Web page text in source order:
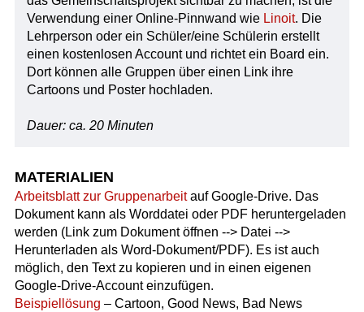
Verwendung einer Online-Pinnwand wie Linoit. Die
Lehrperson oder ein Schüler/eine Schülerin erstellt
einen kostenlosen Account und richtet ein Board ein.
Dort können alle Gruppen über einen Link ihre
Cartoons und Poster hochladen.
Dauer: ca. 20 Minuten
MATERIALIEN
Arbeitsblatt zur Gruppenarbeitauf Google-Drive. Das
Dokument kann als Worddatei oder PDF heruntergeladen
werden (Link zum Dokument öffnen --> Datei -->
Herunterladen als Word-Dokument/PDF). Es ist auch
möglich, den Text zu kopieren und in einen eigenen
Google-Drive-Account einzufügen.
Beispiellösung – Cartoon, Good News, Bad News